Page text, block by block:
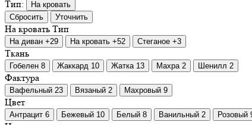
Тип:
На кровать
Сбросить
Уточнить
На кровать Тип
На диван +29 На кровать +52 Стеганое +3
Ткань
Гобелен 8 Жаккард 10 Жатка 13 Махра 2 Шенилл 2
Фактура
Вафельный 23 Вязаный 2 Махровый 9
Цвет
Антрацит 6 Бежевый 10 Белый 8 Ванильный 2 Розовый